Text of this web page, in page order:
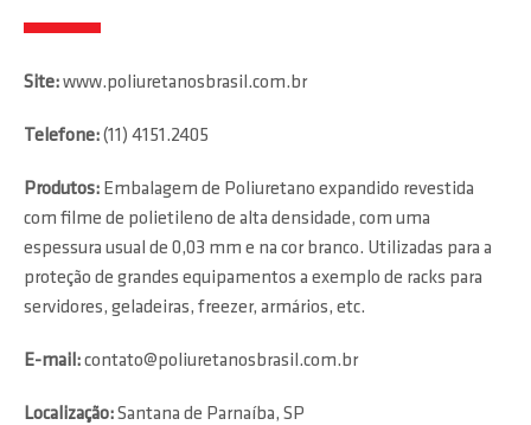
Site:www.poliuretanosbrasil.com.br
Telefone:(11) 4151.2405
Produtos: Embalagem de Poliuretano expandido revestida
com filme de polietileno de alta densidade, com uma
espessura usual de 0,03 mm e na cor branco. Utilizadas para a
proteção de grandes equipamentos a exemplo de racks para
servidores, geladeiras, freezer, armários, etc.
E-mail:contato@poliuretanosbrasil.com.br
Localização:Santana de Parnaíba, SP